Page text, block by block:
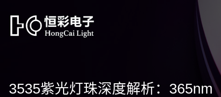
3535紫光灯珠深度解析：365nm